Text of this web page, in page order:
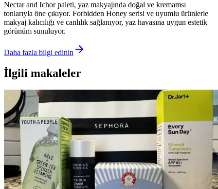
Nectar and Ichor paleti, yaz makyajında doğal ve kremamsı
tonlarıyla öne çıkıyor. Forbidden Honey serisi ve uyumlu ürünlerle
makyaj kalıcılığı ve canlılık sağlanıyor, yaz havasına uygun estetik
görünüm sunuluyor.
Daha fazla bilgi edinin
İlgili makaleler